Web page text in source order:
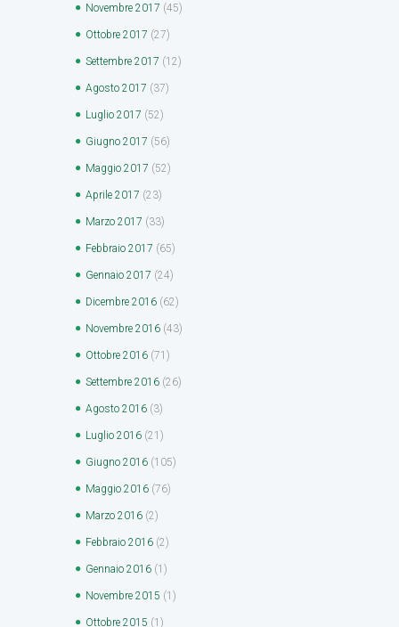
Novembre 2017 (45)
Ottobre 2017 (27)
Settembre 2017 (12)
Agosto 2017 (37)
Luglio 2017 (52)
Giugno 2017 (56)
Maggio 2017 (52)
Aprile 2017 (23)
Marzo 2017 (33)
Febbraio 2017 (65)
Gennaio 2017 (24)
Dicembre 2016 (62)
Novembre 2016 (43)
Ottobre 2016 (71)
Settembre 2016 (26)
Agosto 2016 (3)
Luglio 2016 (21)
Giugno 2016 (105)
Maggio 2016 (76)
Marzo 2016 (2)
Febbraio 2016 (2)
Gennaio 2016 (1)
Novembre 2015 (1)
Ottobre 2015 (1)